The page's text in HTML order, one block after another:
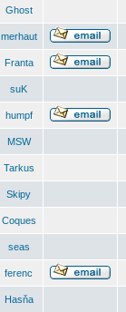
Ghost
merhaut
Franta
suK
humpf
MSW
Tarkus
Skipy
Coques
seas
ferenc
Hasňa